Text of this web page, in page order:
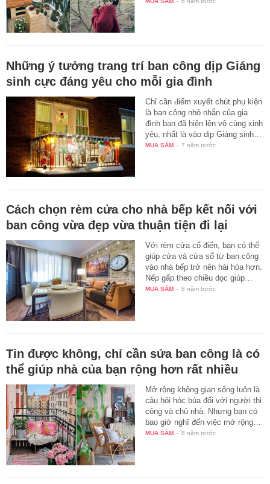
Những ý tưởng trang trí ban công dịp Giáng
sinh cực đáng yêu cho mỗi gia đình
Chỉ cần điểm xuyết chút phụ kiện
là ban công nhỏ nhắn của gia
đình bạn đã hiện lên vô cùng xinh
yêu, nhất là vào dịp Giáng sinh…
MUA SẮM - 7 năm trước
Cách chọn rèm cửa cho nhà bếp kết nối với
ban công vừa đẹp vừa thuận tiện đi lại
Với rèm cửa cổ điển, bạn có thể
giúp cửa và cửa sổ từ ban công
vào nhà bếp trở nên hài hòa hơn.
Nếp gấp theo chiều dọc giúp…
MUA SẮM - 8 năm trước
Tin được không, chỉ cần sửa ban công là có
thể giúp nhà của bạn rộng hơn rất nhiều
Mở rộng không gian sống luôn là
câu hỏi hóc búa đối với người thi
công và chủ nhà. Nhưng bạn có
bao giờ nghĩ đến việc mở rộng…
MUA SẮM - 8 năm trước